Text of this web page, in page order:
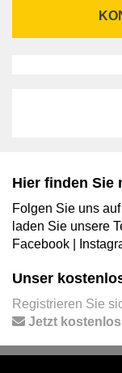
Hier finden Sie
Folgen Sie uns
laden Sie unsere
Facebook
Unser
Registrieren Sie
Jetzt